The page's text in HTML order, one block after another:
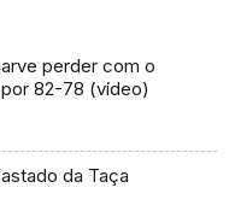
perder com o
82-78 (vídeo)
da Taça